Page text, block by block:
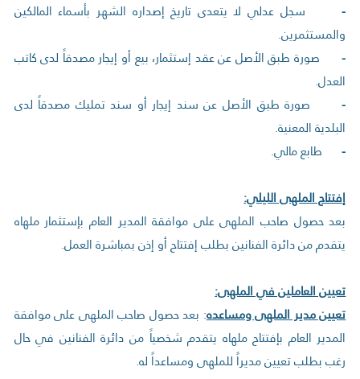
- سجل عدلي لا يتعدى تاريخ إصداره الشهر بأسماء المالكين
والمستثمرين.
- صورة طبق الأصل عن عقد إستثمار، بيع أو إيجار مصدقاً لدى كاتب
العدل.
- صورة طبق الأصل عن سند إيجار أو سند تمليك مصدقاً لدى
البلدية المعنية.
- طابع مالي.
إفتتاح الملهى الليلي:
بعد حصول صاحب الملهى على موافقة المدير العام بإستثمار ملهاه
يتقدم من دائرة الفنانين بطلب إفتتاح أو إذن بمباشرة العمل.
تعيين العاملين في الملهى:
تعيين مدير الملهى ومساعده: بعد حصول صاحب الملهى على موافقة
المدير العام بإفتتاح ملهاه يتقدم شخصياً من دائرة الفنانين في حال
رغب بطلب تعيين مديراً للملهى ومساعداً له.